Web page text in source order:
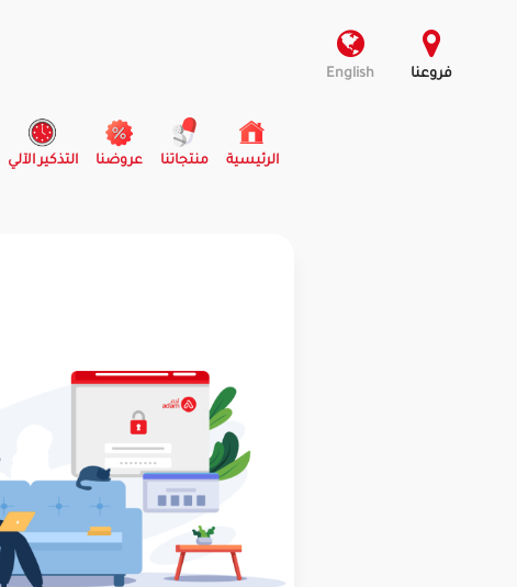
فروعنا English
الرئيسية
(current) منتجاتنا عروضنا التذكير الآلي